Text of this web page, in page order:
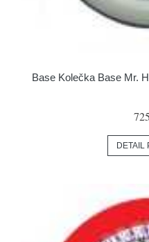
Base Kolečka Base Mr.
DETAIL